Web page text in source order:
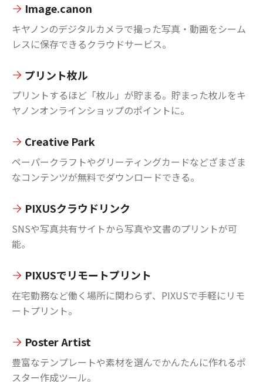
Image.canon
キヤノンのデジタルカメラで撮った写真・動画をシーム
レスに保存できるクラウドサービス。
プリント枚ル
プリントするほど「枚ル」が貯まる。貯まった枚ルをキ
ヤノンオンラインショップのポイントに。
Creative Park
ペーパークラフトやグリーティングカードなどざまざま
なコンテンツが無料でダウンロードできる。
PIXUSクラウドリンク
SNSや写真共有サイトから写真や文書のプリントが可
能。
PIXUSでリモートプリント
在宅勤務など働く場所に関わらず、PIXUSで手軽にリモ
ートプリント。
Poster Artist
豊富なテンプレートや素材を選んでかんたんに作れるポ
スター作成ツール。